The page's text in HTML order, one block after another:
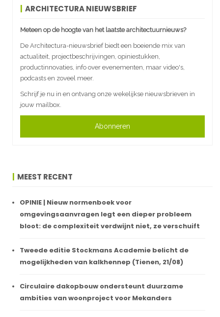
ARCHITECTURA NIEUWSBRIEF
Meteen op de hoogte van het laatste architectuurnieuws?
De Architectura-nieuwsbrief biedt een boeiende mix van
actualiteit, projectbeschrijvingen, opiniestukken,
productinnovaties, info over evenementen, maar video's,
podcasts en zoveel meer.
Schrijf je nu in en ontvang onze wekelijkse nieuwsbrieven in
jouw mailbox.
Abonneren
MEEST RECENT
OPINIE | Nieuw normenboek voor
omgevingsaanvragen legt een dieper probleem
bloot: de complexiteit verdwijnt niet, ze verschuift
Tweede editie Stockmans Academie belicht de
mogelijkheden van kalkhennep (Tienen, 21/08)
Circulaire dakopbouw ondersteunt duurzame
ambities van woonproject voor Mekanders